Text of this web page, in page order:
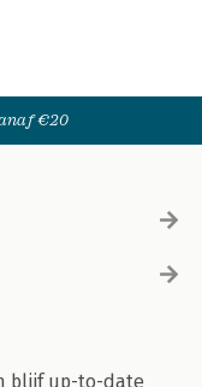
€20
blijf up-to-date